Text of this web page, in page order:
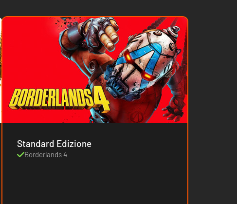
Standard Edizione
Borderlands 4